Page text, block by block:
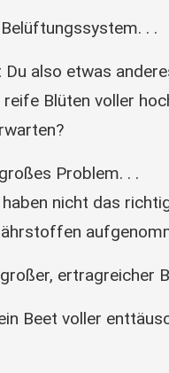
. .
also etwas
Blüten voller
Problem. . .
nicht das
ertragreicher
Beet voller